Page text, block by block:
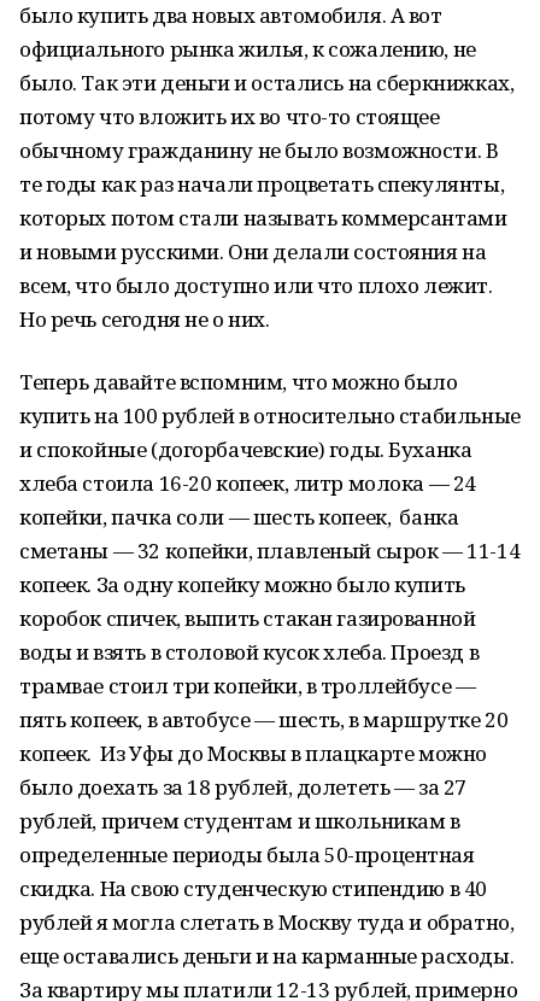
было купить два новых автомобиля. А вот
официального рынка жилья, к сожалению, не
было. Так эти деньги и остались на сберкнижках,
потому что вложить их во что-то стоящее
обычному гражданину не было возможности. В
те годы как раз начали процветать спекулянты,
которых потом стали называть коммерсантами
и новыми русскими. Они делали состояния на
всем, что было доступно или что плохо лежит.
Но речь сегодня не о них.
Теперь давайте вспомним, что можно было
купить на 100 рублей в относительно стабильные
и спокойные (догорбачевские) годы. Буханка
хлеба стоила 16-20 копеек, литр молока — 24
копейки, пачка соли — шесть копеек, банка
сметаны — 32 копейки, плавленый сырок — 11-14
копеек. За одну копейку можно было купить
коробок спичек, выпить стакан газированной
воды и взять в столовой кусок хлеба. Проезд в
трамвае стоил три копейки, в троллейбусе —
пять копеек, в автобусе — шесть, в маршрутке 20
копеек. Из Уфы до Москвы в плацкарте можно
было доехать за 18 рублей, долететь — за 27
рублей, причем студентам и школьникам в
определенные периоды была 50-процентная
скидка. На свою студенческую стипендию в 40
рублей я могла слетать в Москву туда и обратно,
еще оставались деньги и на карманные расходы.
За квартиру мы платили 12-13 рублей, примерно